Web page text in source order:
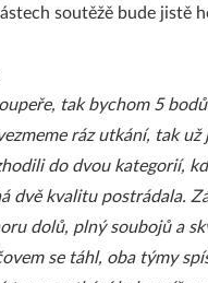
soutěžě bude jistě
tak bychom 5
ráz utkání, tak už
do dvou kategorií,
dvě kvalitu postrádala.
dolů, plný soubojů a
se táhl, oba týmy